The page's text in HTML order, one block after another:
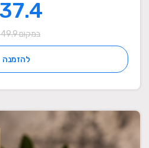
במקום 49.9 ₪
להזמנה